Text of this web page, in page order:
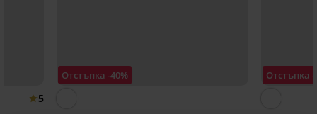
5
Отстъпка -40% Отстъпка -